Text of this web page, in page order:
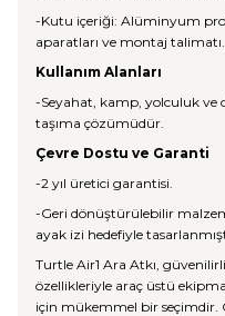
-Kutu içeriği: Alüminyum
aparatları ve montaj talimatı.
Kullanım Alanları
-Seyahat, kamp, yolculuk ve
taşıma çözümüdür.
Çevre Dostu ve Garanti
-2 yıl üretici garantisi.
-Geri dönüştürülebilir
ayak izi hedefiyle
Turtle Air1 Ara Atkı,
özellikleriyle araç üstü
için mükemmel bir seçimdir.